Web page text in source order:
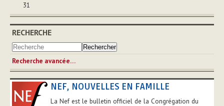
31
RECHERCHE
Recherche avancée…
NEF, NOUVELLES EN FAMILLE
La Nef est le bulletin officiel de la Congrégation du